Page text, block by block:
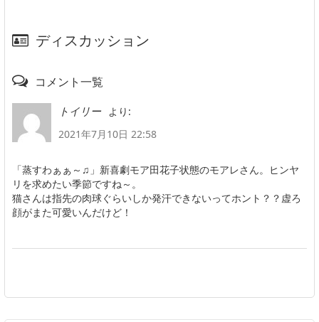
ディスカッション
コメント一覧
トイリー
より:
2021年7月10日 22:58
「蒸すわぁぁ～♫」新喜劇モア田花子状態のモアレさん。ヒンヤ
リを求めたい季節ですね～。
猫さんは指先の肉球ぐらいしか発汗できないってホント？？虚ろ
顔がまた可愛いんだけど！